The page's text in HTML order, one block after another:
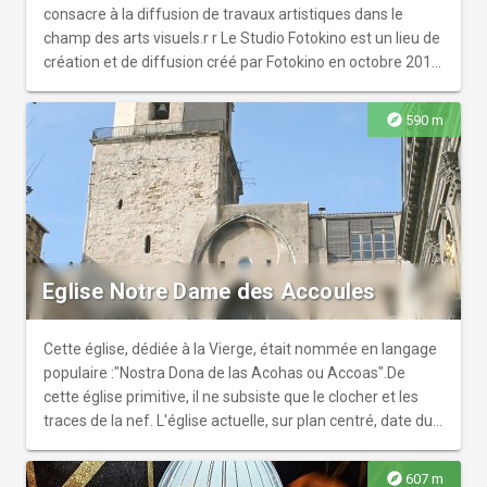
consacre à la diffusion de travaux artistiques dans le
champ des arts visuels.r r Le Studio Fotokino est un lieu de
création et de diffusion créé par Fotokino en octobre 2011
explore les pratiques artistiques liées à l'image :
illustration, graphisme, cinéma, photographie, création
vidéo... les arts visuels dans toute leur richesse et leur
diversité. r r Situé au coeur de la ville, le Studio offre un
espace d'expérimentation et de partage pour les artistes
comme pour le public au travers d'un programme
d'expositions, d'ateliers et de rencontres. Un lieu ouvert à
tous, enfants et adultes, qui s’inscrit dans notre démarche
de sensibilisation du regard des plus jeunes, et d’éveil de
leur esprit critique.
explore 590 m
Eglise Notre Dame des Accoules
Cette église, dédiée à la Vierge, était nommée en langage
populaire :"Nostra Dona de las Acohas ou Accoas".De
cette église primitive, il ne subsiste que le clocher et les
traces de la nef. L'église actuelle, sur plan centré, date du
des étages à pans octogonaux appartenant à l'ancienne
explore 607 m